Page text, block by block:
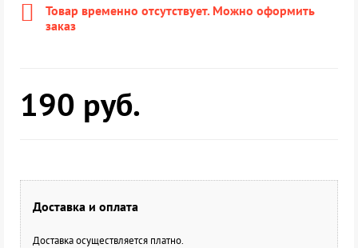
Товар временно отсутствует. Можно оформить
заказ
190 руб.
Доставка и оплата
Доставка осуществляется платно.